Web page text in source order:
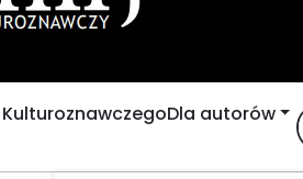
Dla autorów